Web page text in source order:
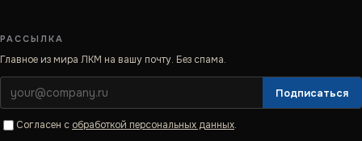
РАССЫЛКА
Главное из мира ЛКМ на вашу почту. Без спама.
Подписаться
Согласен с обработкой персональных данных.